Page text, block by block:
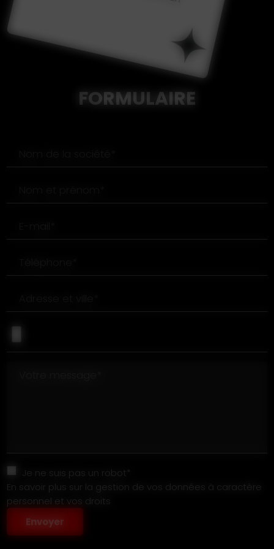
FORMULAIRE
Je ne suis pas un robot*
En savoir plus sur la gestion de vos données à caractère
personnel et vos droits
Envoyer